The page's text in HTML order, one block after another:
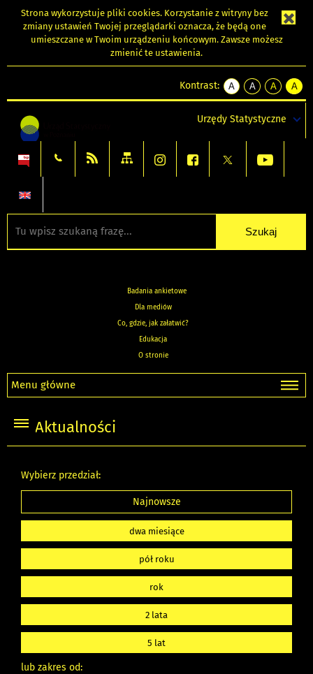
Strona wykorzystuje pliki cookies. Korzystanie z witryny bez
zmiany ustawień Twojej przeglądarki oznacza, że będą one
umieszczane w Twoim urządzeniu końcowym. Zawsze możesz
zmienić te ustawienia.
Kontrast:
A
kontrast
A
kontrast
tekst
czarnym
A
kontrast
tekst
czarnym
A
tekst
żółtym
Urzędy Statystyczne
Badania ankietowe
Dla mediów
Co, gdzie, jak załatwić?
Edukacja
O stronie
Menu główne
Aktualności
Wybierz przedział:
Najnowsze
dwa miesiące
pół roku
rok
2 lata
5 lat
lub zakres od: